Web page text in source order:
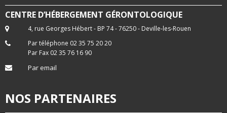
CENTRE D’HÉBERGEMENT GÉRONTOLOGIQUE
4, rue Georges Hébert - BP 74 - 76250 - Deville-les-Rouen
Par téléphone 02 35 75 20 20
Par Fax 02 35 76 16 90
Par email
NOS PARTENAIRES